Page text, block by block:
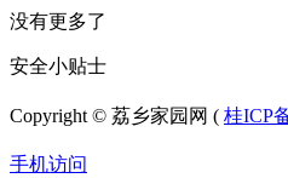
没有更多了
安全小贴士
Copyright © 荔乡家园网 ( 桂ICP
手机访问